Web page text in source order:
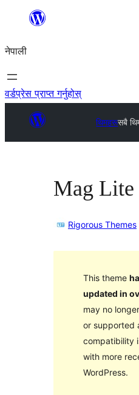
सामग्रीमा
नेपाली
वर्डप्रेस प्राप्त गर्नुहोस्
थिमहरूसबै
Mag Lite
Rigorous Themes
This theme
updated in
may no
or supported
compatibility
with more
WordPress.